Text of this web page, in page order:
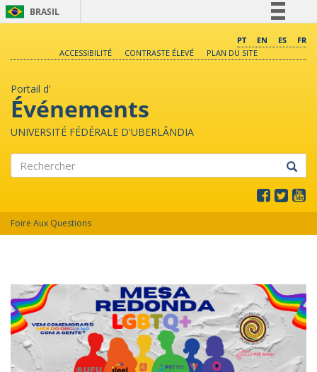
BRASIL
Comunica BR
PT EN ES
FR
ACCESSIBILITÉ
CONTRASTE ÉLEVÉ PLAN DU SITE
Portail d'
Événements
UNIVERSITÉ FÉDÉRALE D'UBERLÂNDIA
Foire Aux Questions